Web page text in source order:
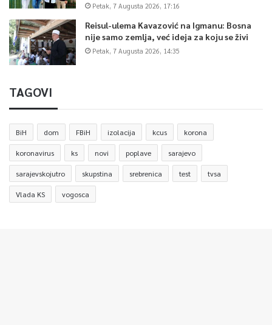
Petak, 7 Augusta 2026, 17:16
Reisul-ulema Kavazović na Igmanu: Bosna
nije samo zemlja, već ideja za koju se živi
Petak, 7 Augusta 2026, 14:35
TAGOVI
BiH dom FBiH izolacija kcus korona
koronavirus ks novi poplave sarajevo
sarajevskojutro skupstina srebrenica test tvsa
Vlada KS vogosca